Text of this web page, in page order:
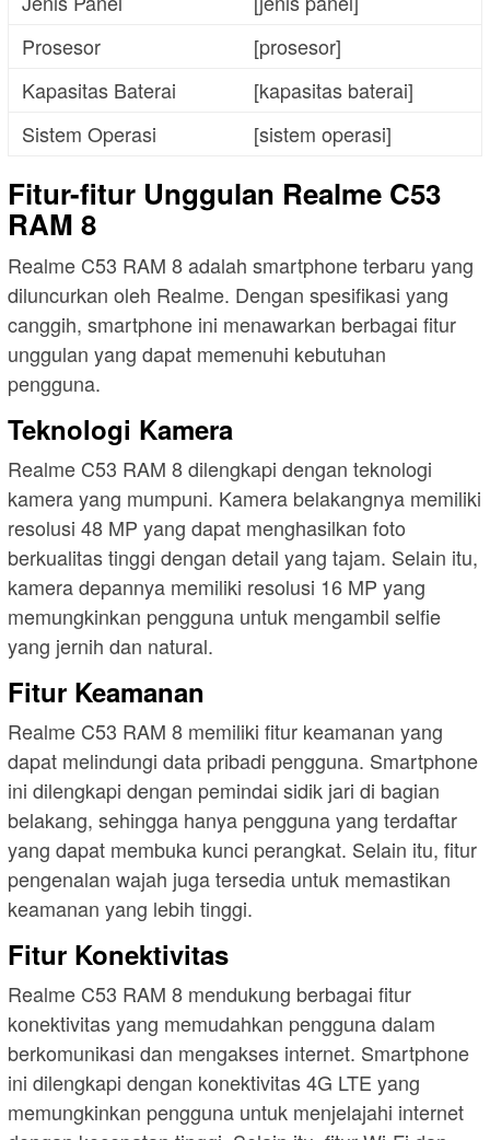
Prosesor
[prosesor]
Kapasitas Baterai
[kapasitas baterai]
Sistem Operasi
[sistem operasi]
Fitur-fitur Unggulan Realme C53
RAM 8
Realme C53 RAM 8 adalah smartphone terbaru yang
diluncurkan oleh Realme. Dengan spesifikasi yang
canggih, smartphone ini menawarkan berbagai fitur
unggulan yang dapat memenuhi kebutuhan
pengguna.
Teknologi Kamera
Realme C53 RAM 8 dilengkapi dengan teknologi
kamera yang mumpuni. Kamera belakangnya memiliki
resolusi 48 MP yang dapat menghasilkan foto
berkualitas tinggi dengan detail yang tajam. Selain itu,
kamera depannya memiliki resolusi 16 MP yang
memungkinkan pengguna untuk mengambil selfie
yang jernih dan natural.
Fitur Keamanan
Realme C53 RAM 8 memiliki fitur keamanan yang
dapat melindungi data pribadi pengguna. Smartphone
ini dilengkapi dengan pemindai sidik jari di bagian
belakang, sehingga hanya pengguna yang terdaftar
yang dapat membuka kunci perangkat. Selain itu, fitur
pengenalan wajah juga tersedia untuk memastikan
keamanan yang lebih tinggi.
Fitur Konektivitas
Realme C53 RAM 8 mendukung berbagai fitur
konektivitas yang memudahkan pengguna dalam
berkomunikasi dan mengakses internet. Smartphone
ini dilengkapi dengan konektivitas 4G LTE yang
memungkinkan pengguna untuk menjelajahi internet